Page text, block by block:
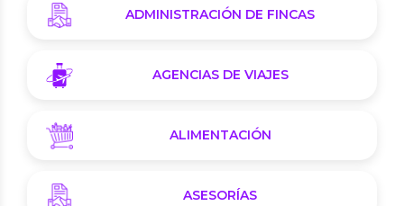
ADMINISTRACIÓN DE FINCAS
AGENCIAS DE VIAJES
ALIMENTACIÓN
ASESORÍAS